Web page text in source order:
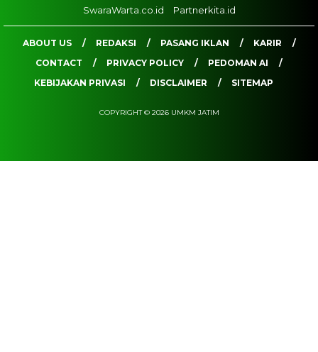
SwaraWarta.co.id
Partnerkita.id
ABOUT US REDAKSI PASANG IKLAN
KARIR
CONTACT
PRIVACY POLICY
PEDOMAN AI
KEBIJAKAN PRIVASI
DISCLAIMER SITEMAP
COPYRIGHT © 2026 UMKM JATIM